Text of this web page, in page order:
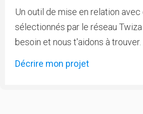
Un outil de mise en relation
sélectionnés par le réseau
besoin et nous t'aidons à trouver.
Décrire mon projet